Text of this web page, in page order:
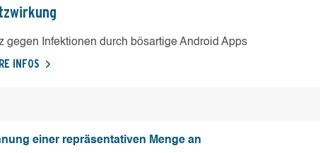
gegen Infektionen durch bösartige Android Apps
INFOS
einer repräsentativen Menge an